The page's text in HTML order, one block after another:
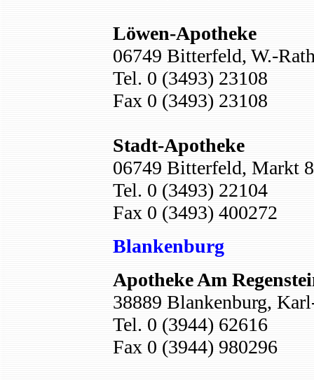
Löwen-Apotheke
06749 Bitterfeld, W.-
Tel. 0 (3493) 23108
Fax 0 (3493) 23108
Stadt-Apotheke
06749 Bitterfeld, Markt 8
Tel. 0 (3493) 22104
Fax 0 (3493) 400272
Blankenburg
Apotheke Am
38889 Blankenburg,
Tel. 0 (3944) 62616
Fax 0 (3944) 980296